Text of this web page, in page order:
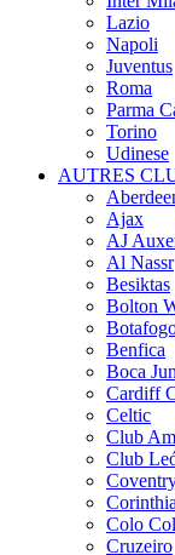
Lazio
Napoli
Juventus
Roma
Parma
Torino
Udinese
AUTRES
Ajax
AJ
Al Nassr
Besiktas
Bolton
Benfica
Boca
Cardiff
Celtic
Club
Club
Colo
Cruzeiro